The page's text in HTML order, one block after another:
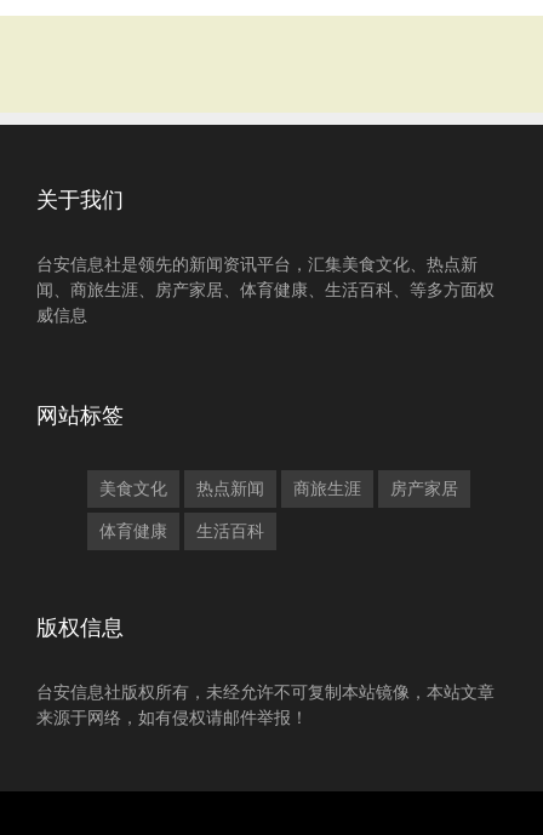
关于我们
台安信息社是领先的新闻资讯平台，汇集美食文化、热点新
闻、商旅生涯、房产家居、体育健康、生活百科、等多方面权
威信息
网站标签
美食文化 热点新闻 商旅生涯 房产家居
体育健康 生活百科
版权信息
台安信息社版权所有，未经允许不可复制本站镜像，本站文章
来源于网络，如有侵权请邮件举报！